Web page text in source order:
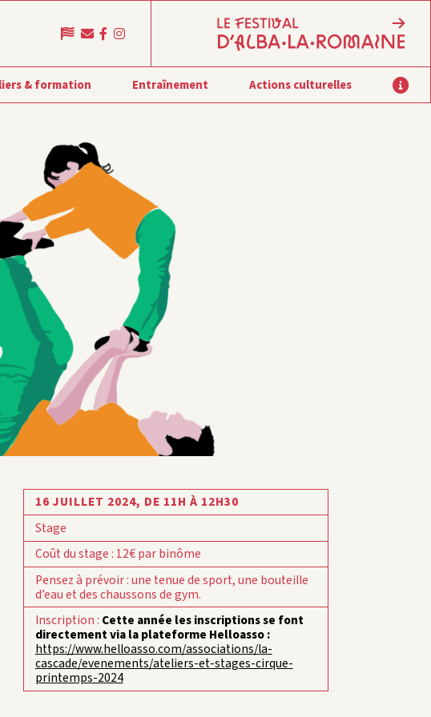
& formation Entraînement Actions culturelles
16 JUILLET 2024, DE 11H À 12H30
Stage
Coût du stage : 12€ par binôme
Pensez à prévoir:une tenue de sport, une bouteille
d’eau et des chaussons de gym.
Inscription : Cette année les inscriptions se font
directement via la plateforme Helloasso :
https://www.helloasso.com/associations/la-
cascade/evenements/ateliers-et-stages-cirque-
printemps-2024